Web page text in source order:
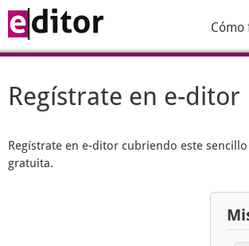
Cómo
Regístrate en e-ditor
Regístrate en e-ditor cubriendo este
gratuita.